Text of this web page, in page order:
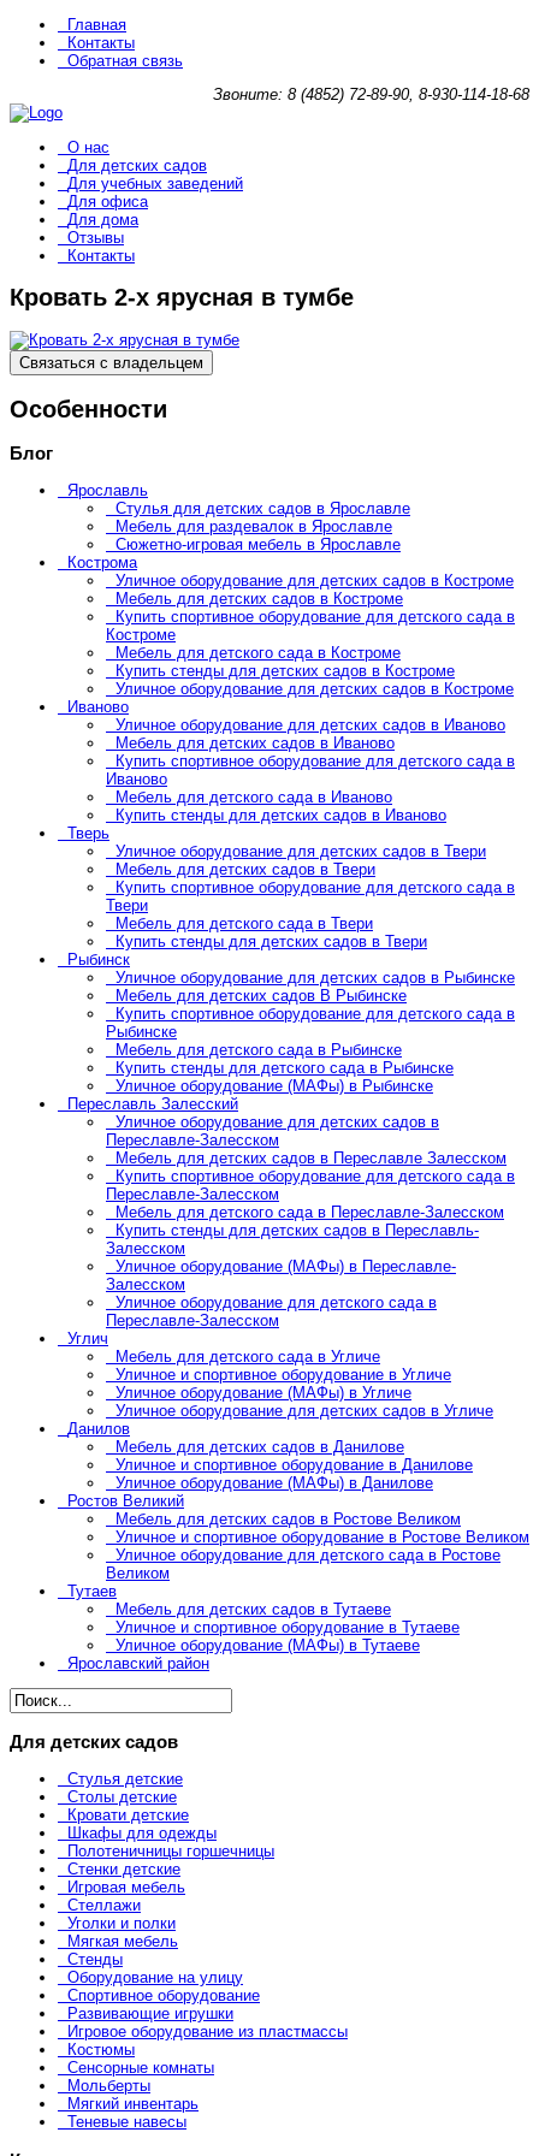
Главная
Контакты
Обратная связь
Звоните: 8 (4852) 72-89-90, 8-930-114-18-68
О нас
Для детских садов
Для учебных заведений
Для офиса
Для дома
Отзывы
Контакты
Кровать 2-х ярусная в тумбе
Связаться с владельцем
Особенности
Блог
Ярославль
Стулья для детских садов в Ярославле
Мебель для раздевалок в Ярославле
Сюжетно-игровая мебель в Ярославле
Кострома
Уличное оборудование для детских садов в Костроме
Мебель для детских садов в Костроме
Купить спортивное оборудование для детского сада в
Костроме
Мебель для детского сада в Костроме
Купить стенды для детских садов в Костроме
Уличное оборудование для детских садов в Костроме
Иваново
Уличное оборудование для детских садов в Иваново
Мебель для детских садов в Иваново
Купить спортивное оборудование для детского сада в
Иваново
Мебель для детского сада в Иваново
Купить стенды для детских садов в Иваново
Тверь
Уличное оборудование для детских садов в Твери
Мебель для детских садов в Твери
Купить спортивное оборудование для детского сада в
Твери
Мебель для детского сада в Твери
Купить стенды для детских садов в Твери
Рыбинск
Уличное оборудование для детских садов в Рыбинске
Мебель для детских садов В Рыбинске
Купить спортивное оборудование для детского сада в
Рыбинске
Мебель для детского сада в Рыбинске
Купить стенды для детского сада в Рыбинске
Уличное оборудование (МАФы) в Рыбинске
Переславль Залесский
Уличное оборудование для детских садов в
Переславле-Залесском
Мебель для детских садов в Переславле Залесском
Купить спортивное оборудование для детского сада в
Переславле-Залесском
Мебель для детского сада в Переславле-Залесском
Купить стенды для детских садов в Переславль-
Залесском
Уличное оборудование (МАФы) в Переславле-
Залесском
Уличное оборудование для детского сада в
Переславле-Залесском
Углич
Мебель для детского сада в Угличе
Уличное и спортивное оборудование в Угличе
Уличное оборудование (МАФы) в Угличе
Уличное оборудование для детских садов в Угличе
Данилов
Мебель для детских садов в Данилове
Уличное и спортивное оборудование в Данилове
Уличное оборудование (МАФы) в Данилове
Ростов Великий
Мебель для детских садов в Ростове Великом
Уличное и спортивное оборудование в Ростове Великом
Уличное оборудование для детского сада в Ростове
Великом
Тутаев
Мебель для детских садов в Тутаеве
Уличное и спортивное оборудование в Тутаеве
Уличное оборудование (МАФы) в Тутаеве
Ярославский район
Для детских садов
Стулья детские
Столы детские
Кровати детские
Шкафы для одежды
Полотеничницы горшечницы
Стенки детские
Игровая мебель
Стеллажи
Уголки и полки
Мягкая мебель
Стенды
Оборудование на улицу
Спортивное оборудование
Развивающие игрушки
Игровое оборудование из пластмассы
Костюмы
Сенсорные комнаты
Мольберты
Мягкий инвентарь
Теневые навесы